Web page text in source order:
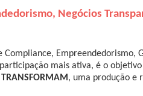
Negócios
Empreendedorismo,
mais ativa, é o
TRANSFORMAM, uma produção e